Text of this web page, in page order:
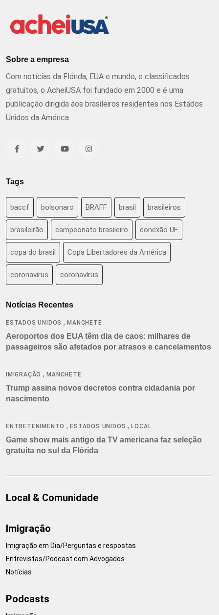
Sobre a empresa
Com notícias da Flórida, EUA e mundo, e classificados
gratuitos, o AcheiUSA foi fundado em 2000 e é uma
publicação dirigida aos brasileiros residentes nos Estados
Unidos da América
Tags
baccf bolsonaro BRAFF brasil brasileiros
brasileirão campeonato brasileiro conexão UF
copa do brasil Copa Libertadores da América
coronavirus coronavírus
Notícias Recentes
ESTADOS UNIDOS ,MANCHETE
Aeroportos dos EUA têm dia de caos: milhares de
passageiros são afetados por atrasos e cancelamentos
IMIGRAÇÃO ,MANCHETE
Trump assina novos decretos contra cidadania por
nascimento
ENTRETENIMENTO ,ESTADOS UNIDOS ,LOCAL
Game show mais antigo da TV americana faz seleção
gratuita no sul da Flórida
Local & Comunidade
Imigração
Imigração em Dia/Perguntas e respostas
Entrevistas/Podcast com Advogados
Notícias
Podcasts